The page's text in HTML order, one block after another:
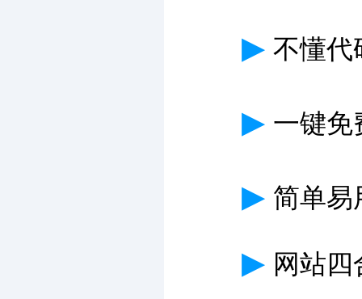
▶ 不懂代
▶ 一键免
▶ 简单易
▶ 网站四